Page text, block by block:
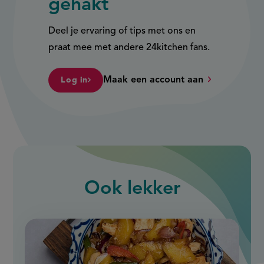
gehakt
Deel je ervaring of tips met ons en
praat mee met andere 24kitchen fans.
Log in Maak een account aan
Ook lekker